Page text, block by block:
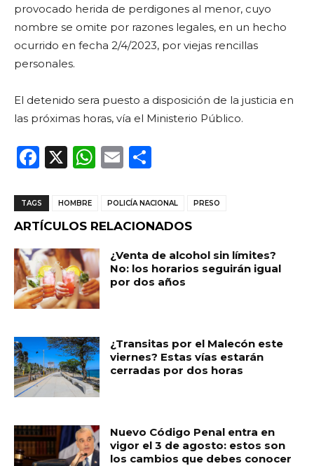
provocado herida de perdigones al menor, cuyo
nombre se omite por razones legales, en un hecho
ocurrido en fecha 2/4/2023, por viejas rencillas
personales.
El detenido sera puesto a disposición de la justicia en
las próximas horas, vía el Ministerio Público.
F
c
e
b
o
o
k
X
W
a
ts
A
p
p
E
ai
l
m
p
ar
ti
r
TAGS HOMBRE POLICÍA NACIONAL PRESO
ARTÍCULOS RELACIONADOS
¿Venta de alcohol sin límites?
No: los horarios seguirán igual
por dos años
¿Transitas por el Malecón este
viernes? Estas vías estarán
cerradas por dos horas
Nuevo Código Penal entra en
vigor el 3 de agosto: estos son
los cambios que debes conocer